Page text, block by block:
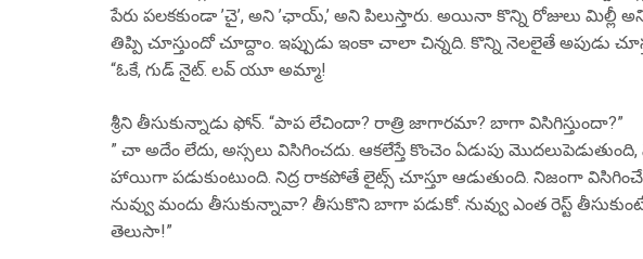
పేరు పలకకుండా ’చై’, అని ’ఛాయ్,’ అని పిలుస్తారు. అయినా కొన్ని రోజులు మిల్లీ
తిప్పి చూస్తుందో చూద్దాం. ఇప్పుడు ఇంకా చాలా చిన్నది. కొన్ని నెలలైతే అపుడు
“ఓకే, గుడ్ నైట్. లవ్ యూ అమ్మా!
శ్రీని తీసుకున్నాడు ఫోన్. “పాప లేచిందా? రాత్రి జాగారమా? బాగా విసిగిస్తుందా?”
” చా అదేం లేదు, అస్సలు విసిగించదు. ఆకలేస్తే కొంచెం ఏడుపు మొదలుపెడుతుంది,
హాయిగా పడుకుంటుంది. నిద్ర రాకపోతే లైట్స్ చూస్తూ ఆడుతుంది. నిజంగా
నువ్వు మందు తీసుకున్నావా? తీసుకొని బాగా పడుకో. నువ్వు ఎంత రెస్ట్
తెలుసా!”